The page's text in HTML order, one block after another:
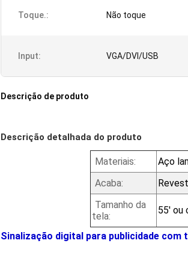
Toque.: Não toque
Input: VGA/DVI/USB
Descrição de produto
Descrição detalhada do produto
Materiais: Aço
Acaba:
Tamanho da
tela:
55' ou
Sinalização digital para publicidade com